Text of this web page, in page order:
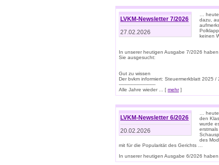
LVKM-Newsletter 7/2026
27.02.2026
…
dazu,
keinen
In unserer heutigen Ausgabe 7/2026
Sie ausgesucht:
Gut zu wissen
Der bvkm informiert: Steuermerkblatt 2025 /
-------------------------
Alle Jahre wieder ... [ mehr]
LVKM-Newsletter 6/2026
20.02.2026
…
den
wurde
des
mit für die Popularität des Gerichts …
In unserer heutigen Ausgabe 6/2026